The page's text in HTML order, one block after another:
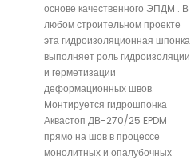
основе качественного ЭПДМ . В
любом строительном проекте
эта гидроизоляционная шпонка
выполняет роль гидроизоляции
и герметизации
деформационных швов.
Монтируется гидрошпонка
Аквастоп ДВ-270/25 EPDM
прямо на шов в процессе
монолитных и опалубочных